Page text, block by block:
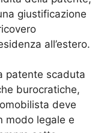
giustificazione
all’estero.
patente scaduta
burocratiche,
deve
modo legale e